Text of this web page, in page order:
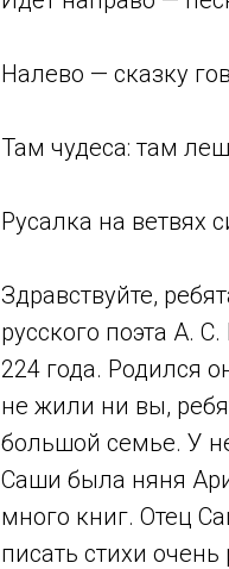
Налево — сказку
Там чудеса: там
Русалка на ветвях
Здравствуйте,
русского поэта А.
224 года. Родился
не жили ни вы,
большой семье. У
Саши была няня
много книг. Отец
писать стихи очень